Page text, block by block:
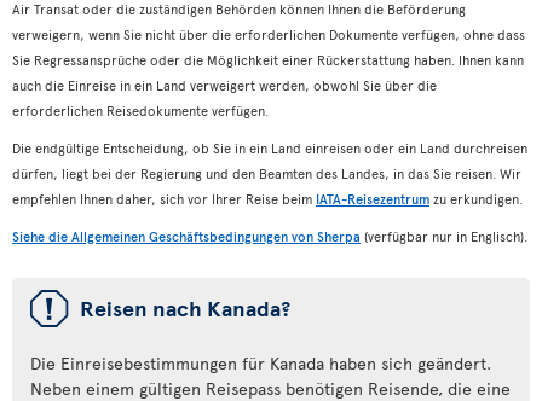
Air Transat oder die zuständigen Behörden können Ihnen die Beförderung
verweigern, wenn Sie nicht über die erforderlichen Dokumente verfügen, ohne dass
Sie Regressansprüche oder die Möglichkeit einer Rückerstattung haben. Ihnen kann
auch die Einreise in ein Land verweigert werden, obwohl Sie über die
erforderlichen Reisedokumente verfügen.
Die endgültige Entscheidung, ob Sie in ein Land einreisen oder ein Land durchreisen
dürfen, liegt bei der Regierung und den Beamten des Landes, in das Sie reisen. Wir
empfehlen Ihnen daher, sich vor Ihrer Reise beim IATA-Reisezentrum zu erkundigen.
Siehe die Allgemeinen Geschäftsbedingungen von Sherpa (verfügbar nur in Englisch).
ü Reisen nach Kanada?
Die Einreisebestimmungen für Kanada haben sich geändert.
Neben einem gültigen Reisepass benötigen Reisende, die eine